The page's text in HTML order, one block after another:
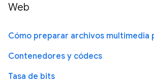
Web
Cómo preparar archivos multimedia
Contenedores y códecs
Tasa de bits